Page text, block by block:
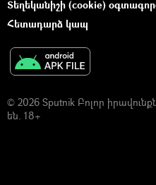
Տեղեկանիշի (cookie)
Հետադարձ կապ
© 2026 Sputnik Բոլոր
են. 18+